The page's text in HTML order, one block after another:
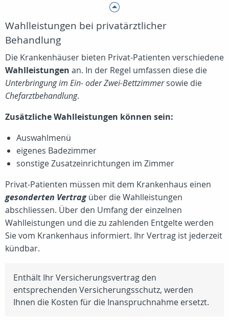
Wahlleistungen bei privatärztlicher
Behandlung
Die Krankenhäuser bieten Privat-Patienten verschiedene
Wahlleistungen an. In der Regel umfassen diese die
Unterbringung im Ein- oder Zwei-Bettzimmersowie die
Chefarztbehandlung.
Zusätzliche Wahlleistungen können sein:
Auswahlmenü
eigenes Badezimmer
sonstige Zusatzeinrichtungen im Zimmer
Privat-Patienten müssen mit dem Krankenhaus einen
gesonderten Vertragüber die Wahlleistungen
abschliessen. Über den Umfang der einzelnen
Wahlleistungen und die zu zahlenden Entgelte werden
Sie vom Krankenhaus informiert. Ihr Vertrag ist jederzeit
kündbar.
Enthält Ihr Versicherungsvertrag den
entsprechenden Versicherungsschutz, werden
Ihnen die Kosten für die Inanspruchnahme ersetzt.